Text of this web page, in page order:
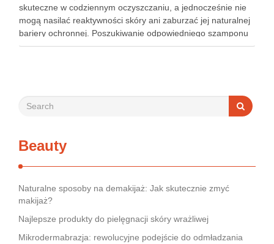
skuteczne w codziennym oczyszczaniu, a jednocześnie nie
mogą nasilać reaktywności skóry ani zaburzać jej naturalnej
bariery ochronnej. Poszukiwanie odpowiedniego szamponu
bywa dla wielu pacjentów procesem długim i frustrującym, bo
Beauty
Naturalne sposoby na demakijaż: Jak skutecznie zmyć
makijaż?
Najlepsze produkty do pielęgnacji skóry wrażliwej
Mikrodermabrazja: rewolucyjne podejście do odmładzania